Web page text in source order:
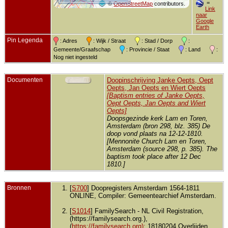
©OpenStreetMap contributors.
=
Link
naar
Google
Earth
Pin Legenda : Adres : Wijk / Straat : Stad / Dorp
:
Gemeente/Graafschap
: Provincie / Staat : Land
:
Nog niet ingesteld
Documenten
Doopinschrijving Janke Oepts, Oept
Oepts, Jan Oepts en Wiert Oepts
[Baptism entries of Janke Oepts,
Oept Oepts, Jan Oepts and Wiert
Oepts]
Doopsgezinde kerk Lam en Toren,
Amsterdam (bron 298, blz. 385) De
doop vond plaats na 12-12-1810.
[Mennonite Church Lam en Toren,
Amsterdam (source 298, p. 385). The
baptism took place after 12 Dec
1810.]
Bronnen [S700] Doopregisters Amsterdam 1564-1811
ONLINE, Compiler: Gemeentearchief Amsterdam.
[S1014] FamilySearch - NL Civil Registration,
(https://familysearch.org.),
(https://familysearch.org); 18180204 Overlijden